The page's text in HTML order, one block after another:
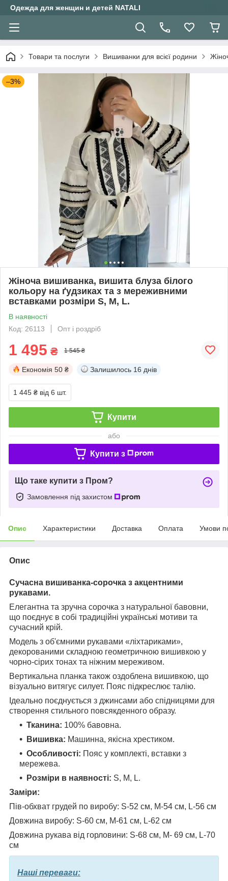
Одежда для женщин и детей NATALI
Товари та послуги Вишиванки для всієї родини
–3%
Жіноча вишиванка, вишита блуза білого
кольору на ґудзиках та з мереживними
вставками розміри S, M, L.
В наявності
Код: 26113
Опт і роздріб
1 495 ₴ 1 545 ₴
Економія 50 ₴ Залишилось 16 днів
1 445 ₴ від 6 шт.
Купити
або
Купити з
Що таке купити з Пром?
Замовлення під захистом
Опис Характеристики Доставка Оплата Умови
Опис
Сучасна вишиванка-сорочка з акцентними
рукавами.
Елегантна та зручна сорочка з натуральної бавовни,
що поєднує в собі традиційні українські мотиви та
сучасний крій.
Модель з об'ємними рукавами «ліхтариками»,
декорованими складною геометричною вишивкою у
чорно-сірих тонах та ніжним мереживом.
Вертикальна планка також оздоблена вишивкою, що
візуально витягує силует. Пояс підкреслює талію.
Ідеально поєднується з джинсами або спідницями для
створення стильного повсякденного образу.
Тканина: 100% бавовна.
Вишивка: Машинна, якісна хрестиком.
Особливості: Пояс у комплекті, вставки з
мережева.
Розміри в наявності: S, M, L.
Заміри:
Пів-обхват грудей по виробу: S-52 см, M-54 см, L-56 см
Довжина виробу: S-60 см, М-61 см, L-62 см
Довжина рукава від горловини: S-68 см, М- 69 см, L-70
см
Наші переваги: